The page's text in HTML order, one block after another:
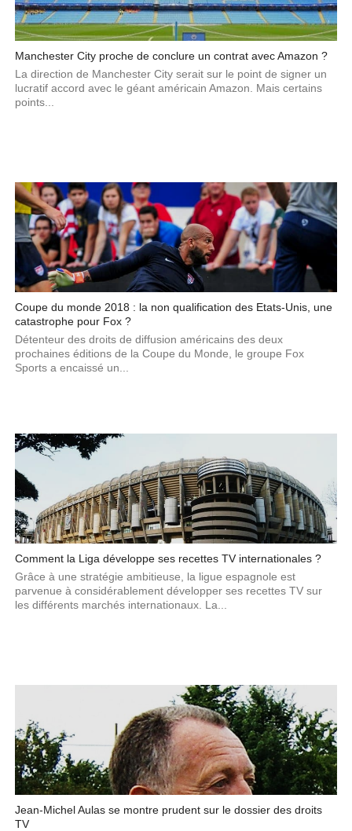
Manchester City proche de conclure un contrat avec Amazon ?
La direction de Manchester City serait sur le point de signer un
lucratif accord avec le géant américain Amazon. Mais certains
points...
Coupe du monde 2018 : la non qualification des Etats-Unis, une
catastrophe pour Fox ?
Détenteur des droits de diffusion américains des deux
prochaines éditions de la Coupe du Monde, le groupe Fox
Sports a encaissé un...
Comment la Liga développe ses recettes TV internationales ?
Grâce à une stratégie ambitieuse, la ligue espagnole est
parvenue à considérablement développer ses recettes TV sur
les différents marchés internationaux. La...
Jean-Michel Aulas se montre prudent sur le dossier des droits
TV